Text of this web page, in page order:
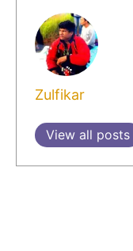
Zulfikar
View all posts